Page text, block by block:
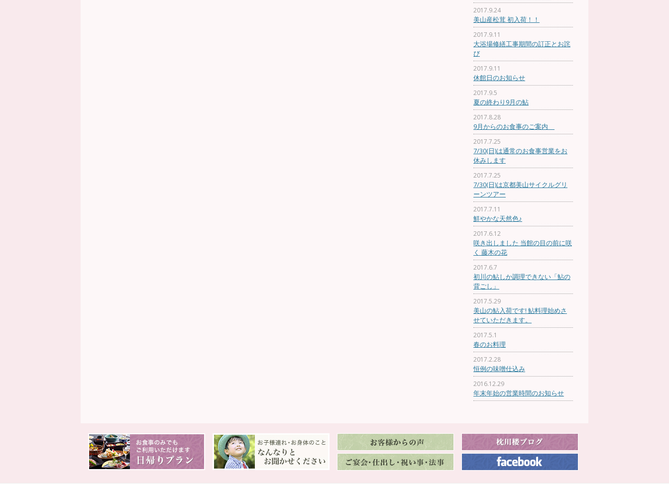
2017.9.24
美山産松茸 初入荷！！
2017.9.11
大浴場修繕工事期間の訂正とお詫
び
2017.9.11
休館日のお知らせ
2017.9.5
夏の終わり9月の鮎
2017.8.28
9月からのお食事のご案内
2017.7.25
7/30(日)は通常のお食事営業をお
休みします
2017.7.25
7/30(日)は京都美山サイクルグリ
ーンツアー
2017.7.11
鮮やかな天然色♪
2017.6.12
咲き出しました 当館の目の前に咲
く 藤木の花
2017.6.7
初川の鮎しか調理できない「鮎の
背ごし」
2017.5.29
美山の鮎入荷です! 鮎料理始めさ
せていただきます。
2017.5.1
春のお料理
2017.2.28
恒例の味噌仕込み
2016.12.29
年末年始の営業時間のお知らせ